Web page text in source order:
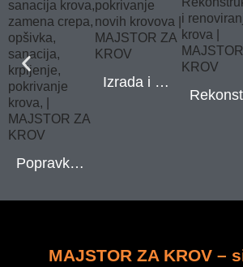
Popravka i sanacija krova
Izrada i pokrivanje novih krovova
MAJSTOR ZA KROV –